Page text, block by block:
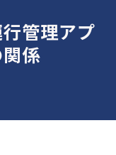
管理アプ
係